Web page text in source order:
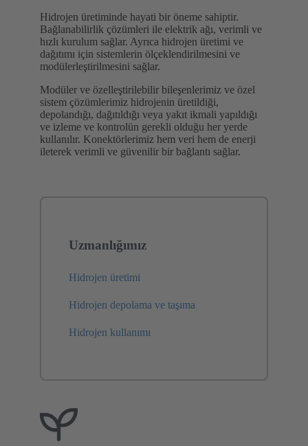
Hidrojen üretiminde hayati bir öneme sahiptir.
Bağlanabilirlik çözümleri ile elektrik ağı, verimli ve
hızlı kurulum sağlar. Ayrıca hidrojen üretimi ve
dağıtımı için sistemlerin ölçeklendirilmesini ve
modülerleştirilmesini sağlar.
Modüler ve özelleştirilebilir bileşenlerimiz ve özel
sistem çözümlerimiz hidrojenin üretildiği,
depolandığı, dağıtıldığı veya yakıt ikmali yapıldığı
ve izleme ve kontrolün gerekli olduğu her yerde
kullanılır. Konektörlerimiz hem veri hem de enerji
ileterek verimli ve güvenilir bir bağlantı sağlar.
Uzmanlığımız
Hidrojen üretimi
Hidrojen depolama ve taşıma
Hidrojen kullanımı